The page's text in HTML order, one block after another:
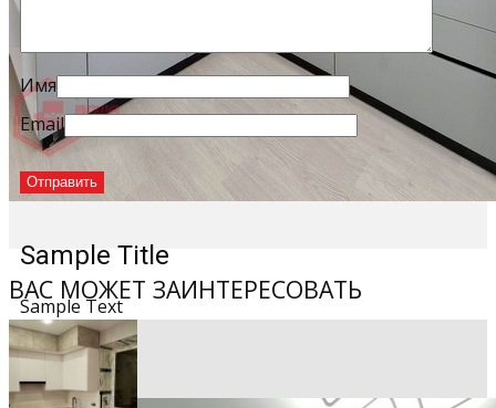
Sample Title
Sample Text
Имя
Email
ВАС МОЖЕТ ЗАИНТЕРЕСОВАТЬ